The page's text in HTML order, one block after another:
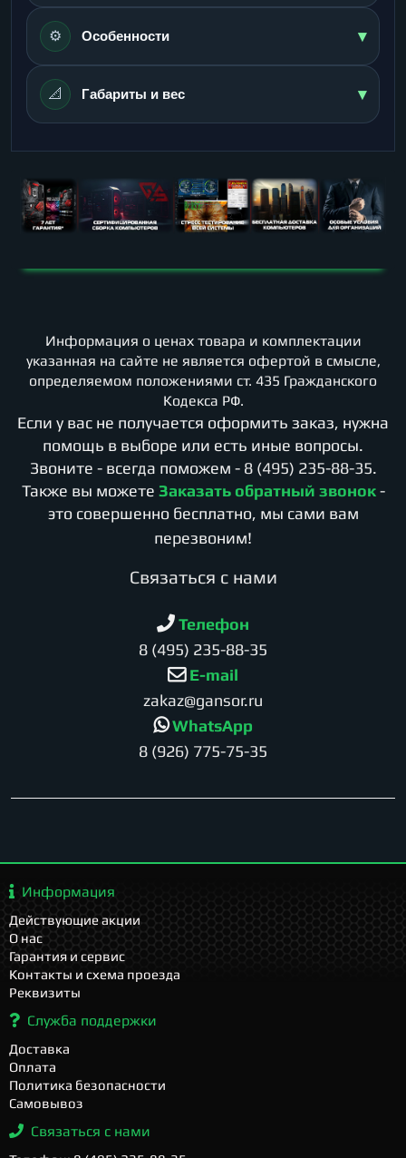
⚙️ Особенности ▾
📐 Габариты и вес ▾
Информация о ценах товара и комплектации
указанная на сайте не является офертой в смысле,
определяемом положениями ст. 435 Гражданского
Кодекса РФ.
Если у вас не получается оформить заказ, нужна
помощь в выборе или есть иные вопросы.
Звоните - всегда поможем - 8 (495) 235-88-35.
Также вы можете Заказать обратный звонок -
это совершенно бесплатно, мы сами вам
перезвоним!
Cвязаться с нами
Телефон
8 (495) 235-88-35
E-mail
zakaz@gansor.ru
WhatsApp
8 (926) 775-75-35
Информация
Действующие акции
О нас
Гарантия и сервис
Контакты и схема проезда
Реквизиты
Служба поддержки
Доставка
Оплата
Политика безопасности
Самовывоз
Связаться с нами